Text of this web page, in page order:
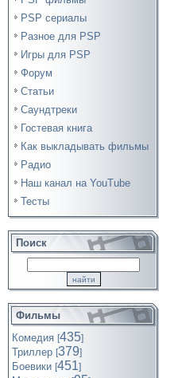
PSP сериалы
Разное для PSP
Игры для PSP
Форум
Статьи
Саундтреки
Гостевая книга
Как выкладывать фильмы
Радио
Наш канал на YouTube
Тесты
Поиск
Фильмы
Комедия [435]
Триллер [379]
Боевики [451]